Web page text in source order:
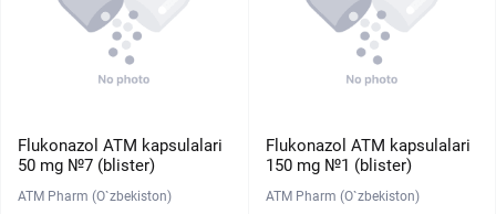
Flukonazol ATM kapsulalari
50 mg №7 (blister)
ATM Pharm (O`zbekiston)
Flukonazol ATM kapsulalari
150 mg №1 (blister)
ATM Pharm (O`zbekiston)